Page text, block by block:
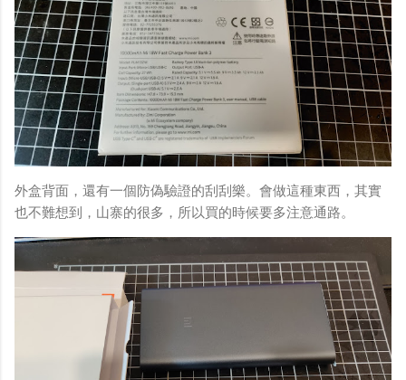
外盒背面，還有一個防偽驗證的刮刮樂。會做這種東西，其實
也不難想到，山寨的很多，所以買的時候要多注意通路。